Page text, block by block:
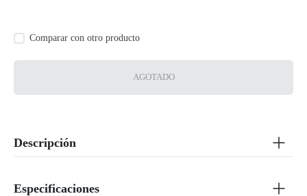
AGOTADO
Descripción
Especificaciones